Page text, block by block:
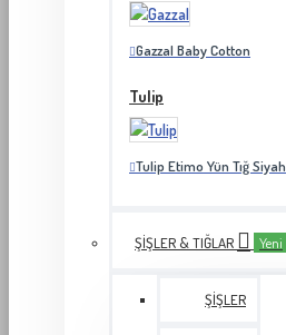
Gazzal Baby Cotton
Tulip
Tulip Etimo Yün Tığ Siyah
ŞIŞLER & TIĞLAR Yeni
ŞIŞLER